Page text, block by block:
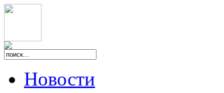
Новости